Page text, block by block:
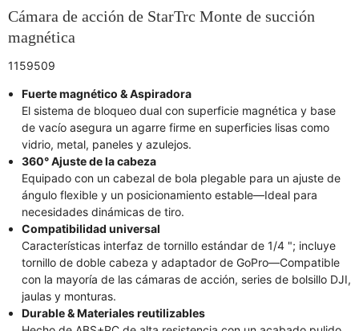
Cámara de acción de StarTrc Monte de succión
magnética
1159509
Fuerte magnético & Aspiradora
El sistema de bloqueo dual con superficie magnética y base
de vacío asegura un agarre firme en superficies lisas como
vidrio, metal, paneles y azulejos.
360° Ajuste de la cabeza
Equipado con un cabezal de bola plegable para un ajuste de
ángulo flexible y un posicionamiento estable—Ideal para
necesidades dinámicas de tiro.
Compatibilidad universal
Características interfaz de tornillo estándar de 1/4 "; incluye
tornillo de doble cabeza y adaptador de GoPro—Compatible
con la mayoría de las cámaras de acción, series de bolsillo DJI,
jaulas y monturas.
Durable & Materiales reutilizables